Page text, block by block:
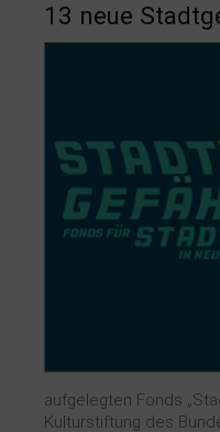
13 neue
aufgelegten Fonds
Kulturstiftung des